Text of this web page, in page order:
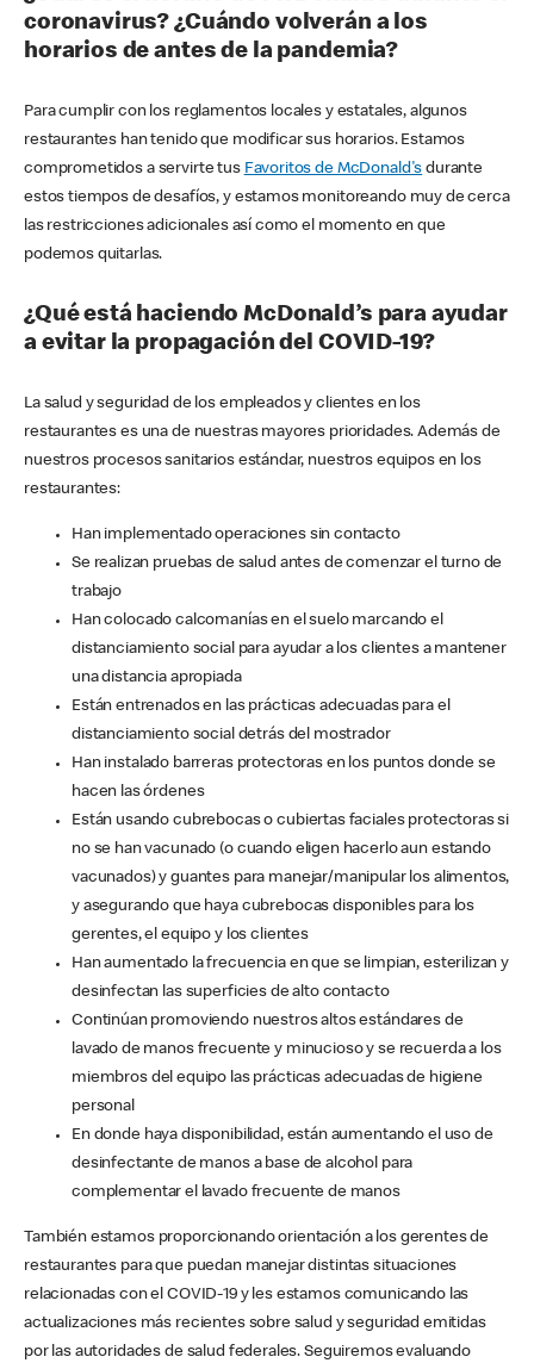
coronavirus? ¿Cuándo volverán a los
horarios de antes de la pandemia?
Para cumplir con los reglamentos locales y estatales, algunos
restaurantes han tenido que modificar sus horarios. Estamos
comprometidos a servirte tus Favoritos de McDonald's durante
estos tiempos de desafíos, y estamos monitoreando muy de cerca
las restricciones adicionales así como el momento en que
podemos quitarlas.
¿Qué está haciendo McDonald’s para ayudar
a evitar la propagación del COVID-19?
La salud y seguridad de los empleados y clientes en los
restaurantes es una de nuestras mayores prioridades. Además de
nuestros procesos sanitarios estándar, nuestros equipos en los
restaurantes:
Han implementado operaciones sin contacto
Se realizan pruebas de salud antes de comenzar el turno de
trabajo
Han colocado calcomanías en el suelo marcando el
distanciamiento social para ayudar a los clientes a mantener
una distancia apropiada
Están entrenados en las prácticas adecuadas para el
distanciamiento social detrás del mostrador
Han instalado barreras protectoras en los puntos donde se
hacen las órdenes
Están usando cubrebocas o cubiertas faciales protectoras si
no se han vacunado (o cuando eligen hacerlo aun estando
vacunados) y guantes para manejar/manipular los alimentos,
y asegurando que haya cubrebocas disponibles para los
gerentes, el equipo y los clientes
Han aumentado la frecuencia en que se limpian, esterilizan y
desinfectan las superficies de alto contacto
Continúan promoviendo nuestros altos estándares de
lavado de manos frecuente y minucioso y se recuerda a los
miembros del equipo las prácticas adecuadas de higiene
personal
En donde haya disponibilidad, están aumentando el uso de
desinfectante de manos a base de alcohol para
complementar el lavado frecuente de manos
También estamos proporcionando orientación a los gerentes de
restaurantes para que puedan manejar distintas situaciones
relacionadas con el COVID-19 y les estamos comunicando las
actualizaciones más recientes sobre salud y seguridad emitidas
por las autoridades de salud federales. Seguiremos evaluando